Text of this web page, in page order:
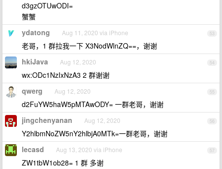
d3gzOTUwODI=
蟹蟹
53
ydatong Aug 11, 2020 via iPhone
老哥，1 群拉我一下 X3NodWlnZQ==，谢谢
54
hkiJava Aug 12, 2020
wx:ODc1NzIxNzA3 2 群谢谢
55
qwerg Aug 12, 2020
d2FuYW5haW5pMTAwODY= 一群老哥，谢谢
56
jingchenyanan Aug 12, 2020
Y2hlbmNoZW5nY2hlbjA0MTk=一群老哥，谢谢
57
lecasd Aug 13, 2020 via iPhone
ZW1tbW1ob28= 1 群 多谢